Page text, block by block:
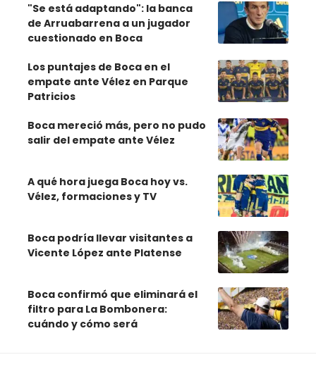
"Se está adaptando": la banca
de Arruabarrena a un jugador
cuestionado en Boca
Los puntajes de Boca en el
empate ante Vélez en Parque
Patricios
Boca mereció más, pero no pudo
salir del empate ante Vélez
A qué hora juega Boca hoy vs.
Vélez, formaciones y TV
Boca podría llevar visitantes a
Vicente López ante Platense
Boca confirmó que eliminará el
filtro para La Bombonera:
cuándo y cómo será